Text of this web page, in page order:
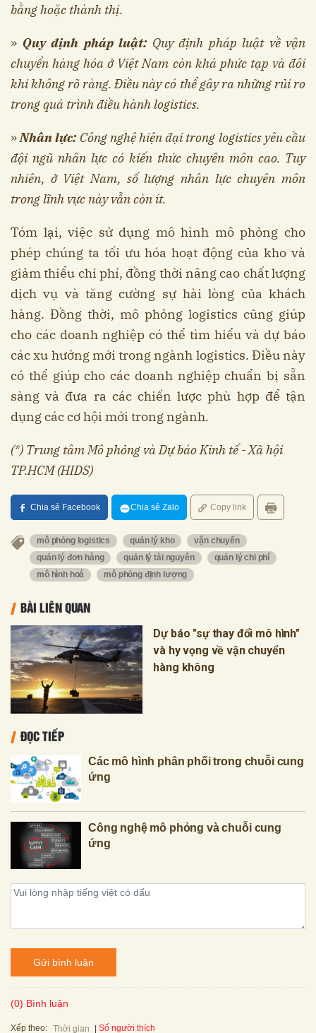
bằng hoặc thành thị.
» Quy định pháp luật: Quy định pháp luật về vận
chuyển hàng hóa ở Việt Nam còn khá phức tạp và đôi
khi không rõ ràng. Điều này có thể gây ra những rủi ro
trong quá trình điều hành logistics.
»Nhân lực: Công nghệ hiện đại trong logistics yêu cầu
đội ngũ nhân lực có kiến thức chuyên môn cao. Tuy
nhiên, ở Việt Nam, số lượng nhân lực chuyên môn
trong lĩnh vực này vẫn còn ít.
Tóm lại, việc sử dụng mô hình mô phỏng cho
phép chúng ta tối ưu hóa hoạt động của kho và
giảm thiểu chi phí, đồng thời nâng cao chất lượng
dịch vụ và tăng cường sự hài lòng của khách
hàng. Đồng thời, mô phỏng logistics cũng giúp
cho các doanh nghiệp có thể tìm hiểu và dự báo
các xu hướng mới trong ngành logistics. Điều này
có thể giúp cho các doanh nghiệp chuẩn bị sẵn
sàng và đưa ra các chiến lược phù hợp để tận
dụng các cơ hội mới trong ngành.
(*) Trung tâm Mô phỏng và Dự báo Kinh tế - Xã hội
TP.HCM (HIDS)
Chia sẻ Facebook Chia sẻ Zalo Copy link
mô phỏng logistics quản lý kho
vận chuyển
quản lý đơn hàng
quản lý tài nguyên
quản lý chi phí
mô hình hoá
mô phỏng định lượng
BÀI LIÊN QUAN
Dự báo "sự thay đổi mô hình"
và hy vọng về vận chuyển
hàng không
ĐỌC TIẾP
Các mô hình phân phối trong chuỗi cung
ứng
Công nghệ mô phỏng và chuỗi cung
ứng
Gửi bình luận
(0) Bình luận
Xếp theo: Thời gian Số người thích